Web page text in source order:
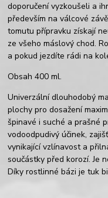
doporučení vyzkoušeli a
především na válcové
tomutu přípravku získají
ze všeho máslový chod.
a pokud jezdíte rádi na
Obsah 400 ml.
Univerzální dlouhodobý
plochy pro dosažení
špinavé i suché a prašné
vodoodpudivý účinek,
vynikající vzlínavost a
součástky před korozí. Je
Díky rostlinné bázi je tuk